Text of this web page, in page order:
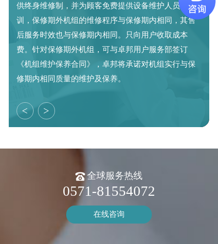
供终身维修制，并为顾客免费提供设备维护人员的培
训，保修期外机组的维修程序与保修期内相同，其售
后服务时效也与保修期内相同。只向用户收取成本
费。针对保修期外机组，可与卓邦用户服务部签订
《机组维护保养合同》，卓邦将承诺对机组实行与保
修期内相同质量的维护及保养。
沪
< >
全球服务热线
0571-81554072
在线咨询